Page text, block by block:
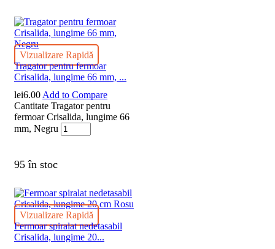
Vizualizare Rapidă
Tragator pentru fermoar
Crisalida, lungime 66 mm, ...
lei6.00 Add to Compare
Cantitate Tragator pentru
fermoar Crisalida, lungime 66
mm, Negru
95 în stoc
Vizualizare Rapidă
Fermoar spiralat nedetasabil
Crisalida, lungime 20...